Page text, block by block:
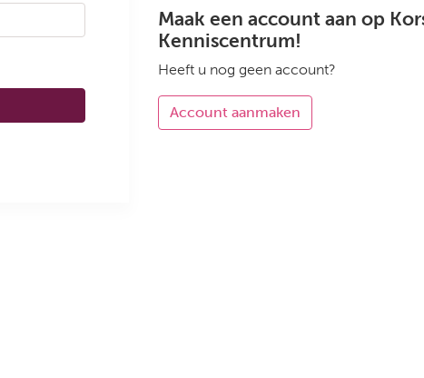
Maak een account aan op
Kenniscentrum!
Heeft u nog geen account?
Account aanmaken